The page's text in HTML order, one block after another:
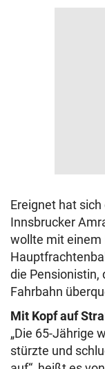
Ereignet hat
Innsbrucker
wollte mit einem
die Pensionistin,
Fahrbahn
Mit Kopf auf
„Die 65-Jährige
stürzte und